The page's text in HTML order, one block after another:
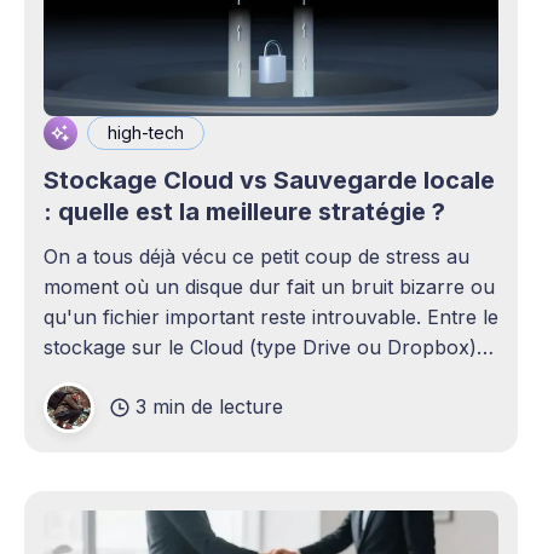
high-tech
Stockage Cloud vs Sauvegarde locale
: quelle est la meilleure stratégie ?
On a tous déjà vécu ce petit coup de stress au
moment où un disque dur fait un bruit bizarre ou
qu'un fichier important reste introuvable. Entre le
stockage sur le Cloud (type Drive ou Dropbox)
le bureau,3 min de lecture